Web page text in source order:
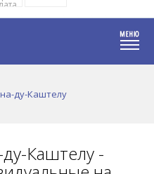
ду-Каштелу
Каштелу -